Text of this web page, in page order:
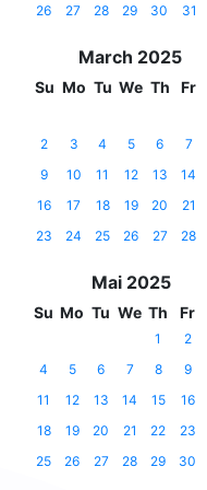
26
27 28 29 30 31
March 2025
Su Mo Tu We Th Fr
2
3 4 5 6 7
9
10 11 12 13 14
16
17 18 19 20 21
23
24 25 26 27 28
Mai 2025
Su Mo Tu We Th Fr
1 2
4
5 6 7 8 9
11
12 13 14 15 16
18
19 20 21 22 23
25
26 27 28 29 30